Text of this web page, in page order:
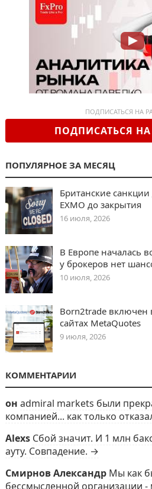
ПОДПИСАТЬСЯ НА
ПОДПИСАТЬСЯ
ПОПУЛЯРНОЕ ЗА МЕСЯЦ
Британские
EXMO до закрытия
16 июля, 2026
В Европе началась
у брокеров нет
10 июля, 2026
Born2trade включен
сайтах MetaQuotes
9 июля, 2026
КОММЕНТАРИИ
он admiral markets были
компанией... как только
Alexs Сбой значит. И 1 млн
ауту. Совпадение. →
Смирнов Александр Мы как
бессмысленной организации -